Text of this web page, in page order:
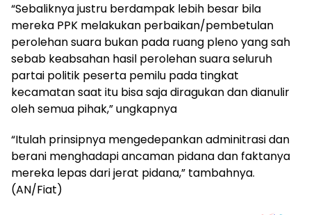
“Sebaliknya justru berdampak lebih besar bila
mereka PPK melakukan perbaikan/pembetulan
perolehan suara bukan pada ruang pleno yang sah
sebab keabsahan hasil perolehan suara seluruh
partai politik peserta pemilu pada tingkat
kecamatan saat itu bisa saja diragukan dan dianulir
oleh semua pihak,” ungkapnya
“Itulah prinsipnya mengedepankan adminitrasi dan
berani menghadapi ancaman pidana dan faktanya
mereka lepas dari jerat pidana,” tambahnya.
(AN/Fiat)